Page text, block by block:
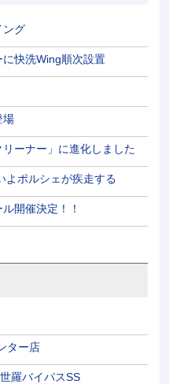
ング
快洗Wing順次設置
場
ーナー」に進化しました
よポルシェが疾走する
開催決定！！
ター店
羅バイパスSS